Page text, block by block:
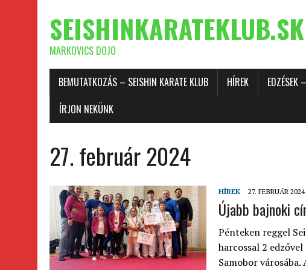
SEISHINKARATEKLUB.SK
MARKOVICS DOJO
BEMUTATKOZÁS – SEISHIN KARATE KLUB HÍREK EDZÉSEK
ÍRJON NEKÜNK
27. február 2024
HÍREK 27. FEBRUÁR 2024
Újabb bajnoki
Pénteken reggel
harcossal 2
Samobor